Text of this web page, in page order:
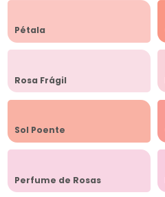
Pétala
Rosa Frágil
Sol Poente
Perfume de Rosas